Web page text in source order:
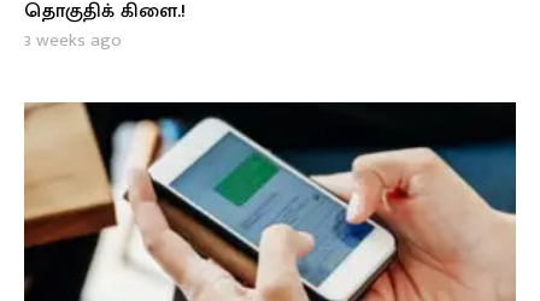
தொகுதிக் கிளை.!
3 weeks ago